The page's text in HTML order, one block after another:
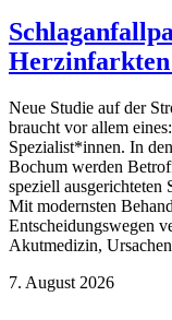
Herzinfarkten
Neue Studie auf der
braucht vor allem
Spezialist*innen. In
Bochum werden
speziell ausgerichteten
Mit modernsten
Entscheidungswegen
Akutmedizin,
7. August 2026